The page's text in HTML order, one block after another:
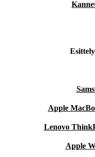
Apple
Lenovo
Apple